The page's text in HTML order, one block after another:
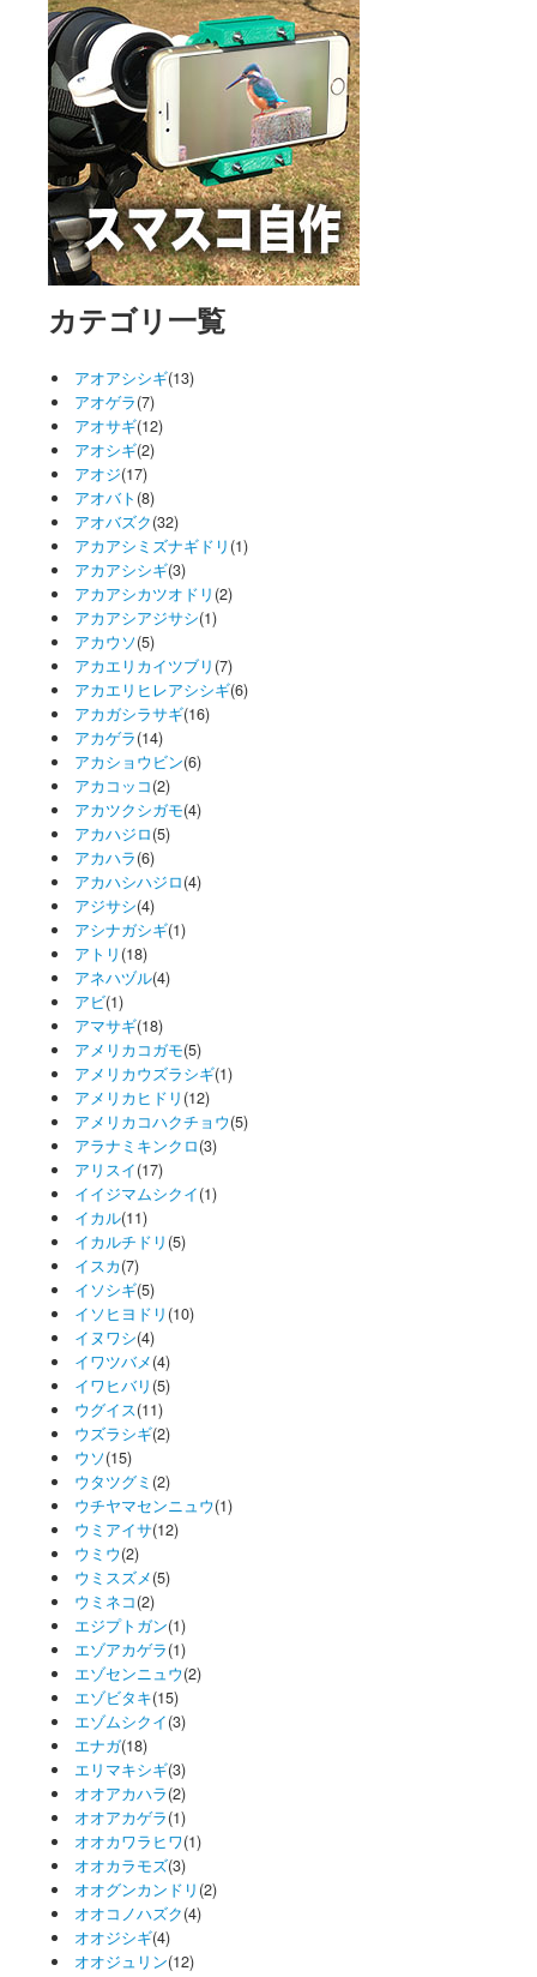
カテゴリ一覧
アオアシシギ(13)
アオゲラ(7)
アオサギ(12)
アオシギ(2)
アオジ(17)
アオバト (8)
アオバズク(32)
アカアシミズナギドリ (1)
アカアシシギ(3)
アカアシカツオドリ (2)
アカアシアジサシ(1)
アカウソ(5)
アカエリカイツブリ (7)
アカエリヒレアシシギ(6)
アカガシラサギ(16)
アカゲラ(14)
アカショウビン(6)
アカコッコ(2)
アカツクシガモ(4)
アカハジロ(5)
アカハラ(6)
アカハシハジロ(4)
アジサシ(4)
アシナガシギ(1)
アトリ (18)
アネハヅル(4)
アビ(1)
アマサギ(18)
アメリカコガモ(5)
アメリカウズラシギ(1)
アメリカヒドリ (12)
アメリカコハクチョウ(5)
アラナミキンクロ(3)
アリスイ(17)
イイジマムシクイ(1)
イカル(11)
イカルチドリ (5)
イスカ(7)
イソシギ(5)
イソヒヨドリ (10)
イヌワシ(4)
イワツバメ(4)
イワヒバリ (5)
ウグイス(11)
ウズラシギ(2)
ウソ(15)
ウタツグミ (2)
ウチヤマセンニュウ(1)
ウミアイサ(12)
ウミウ(2)
ウミスズメ(5)
ウミネコ(2)
エジプトガン(1)
エゾアカゲラ(1)
エゾセンニュウ(2)
エゾビタキ(15)
エゾムシクイ(3)
エナガ(18)
エリマキシギ(3)
オオアカハラ(2)
オオアカゲラ(1)
オオカワラヒワ(1)
オオカラモズ(3)
オオグンカンドリ (2)
オオコノハズク(4)
オオジシギ(4)
オオジュリン(12)